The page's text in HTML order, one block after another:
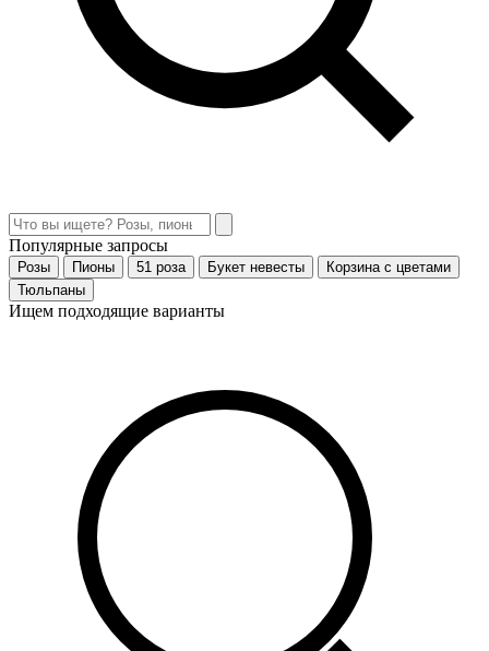
Популярные запросы
Розы Пионы 51 роза Букет невесты
Корзина с цветами
Тюльпаны
Ищем подходящие варианты